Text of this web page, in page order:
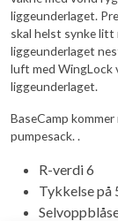
liggeunderlaget.
skal helst synke litt
liggeunderlaget
luft med WingLock
liggeunderlaget.
BaseCamp
pumpesack. .
R-verdi 6
Tykkelse på